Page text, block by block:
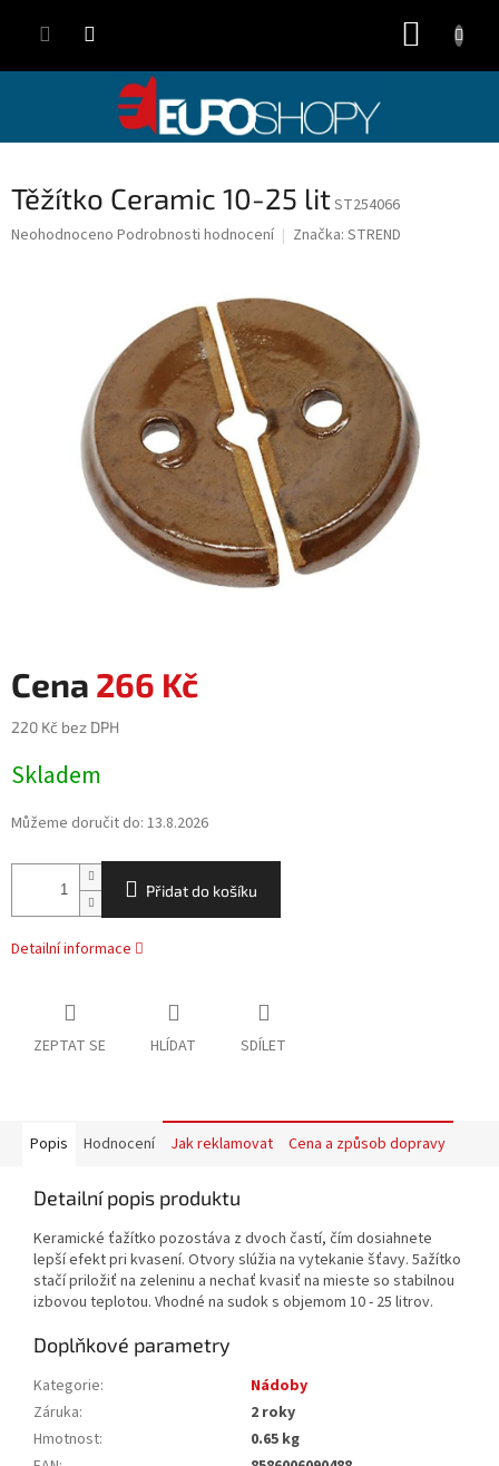
Těžítko Ceramic 10-25 litST254066
Průměrné
Neohodnoceno Podrobnosti hodnocení Značka: STREND
266 Kč
220 Kč bez DPH
cena:
Skladem
Můžeme doručit do: 13.8.2026
Přidat do košíku
Detailní informace
ZEPTAT SE HLÍDAT SDÍLET
Popis Hodnocení Jak reklamovat Cena a způsob dopravy
Detailní popis produktu
Keramické ťažítko pozostáva z dvoch častí, čím dosiahnete
lepší efekt pri kvasení. Otvory slúžia na vytekanie šťavy. 5ažítko
stačí priložiť na zeleninu a nechať kvasiť na mieste so stabilnou
izbovou teplotou. Vhodné na sudok s objemom 10 - 25 litrov.
Doplňkové parametry
Kategorie:
Nádoby
Záruka:
2 roky
Hmotnost:
0.65 kg